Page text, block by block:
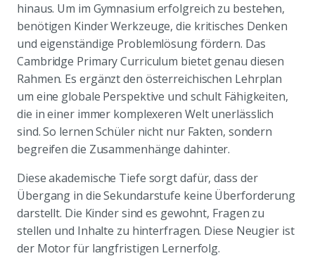
hinaus. Um im Gymnasium erfolgreich zu bestehen,
benötigen Kinder Werkzeuge, die kritisches Denken
und eigenständige Problemlösung fördern. Das
Cambridge Primary Curriculum bietet genau diesen
Rahmen. Es ergänzt den österreichischen Lehrplan
um eine globale Perspektive und schult Fähigkeiten,
die in einer immer komplexeren Welt unerlässlich
sind. So lernen Schüler nicht nur Fakten, sondern
begreifen die Zusammenhänge dahinter.
Diese akademische Tiefe sorgt dafür, dass der
Übergang in die Sekundarstufe keine Überforderung
darstellt. Die Kinder sind es gewohnt, Fragen zu
stellen und Inhalte zu hinterfragen. Diese Neugier ist
der Motor für langfristigen Lernerfolg.